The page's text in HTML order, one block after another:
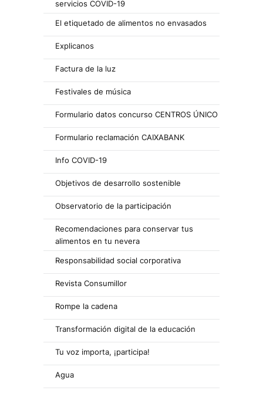
servicios COVID-19
El etiquetado de alimentos no envasados
Explicanos
Factura de la luz
Festivales de música
Formulario datos concurso CENTROS ÚNICO
Formulario reclamación CAIXABANK
Info COVID-19
Objetivos de desarrollo sostenible
Observatorio de la participación
Recomendaciones para conservar tus
alimentos en tu nevera
Responsabilidad social corporativa
Revista Consumillor
Rompe la cadena
Transformación digital de la educación
Tu voz importa, ¡participa!
Agua